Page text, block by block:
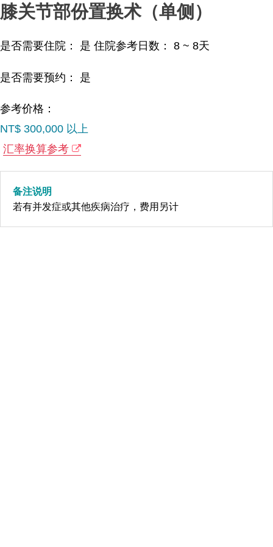
膝关节部份置换术（单侧）
是否需要住院： 是 住院参考日数： 8 ~ 8天
是否需要预约： 是
参考价格：
NT$ 300,000 以上
汇率换算参考
备注说明
若有并发症或其他疾病治疗，费用另计